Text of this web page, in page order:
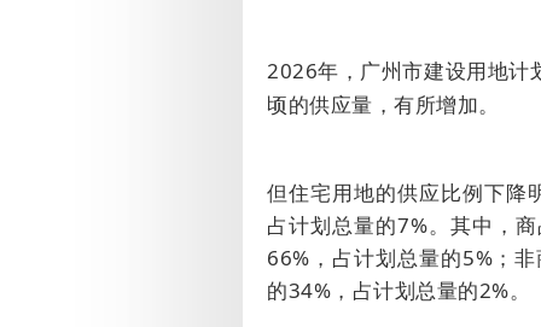
2026年，广州市建设用地
顷的供应量，有所增加。
但住宅用地的供应比例下降
占计划总量的7%。其中，
66% ，占计划总量的5% ；
的34% ，占计划总量的2%。